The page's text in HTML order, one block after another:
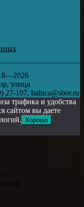
улица
27-107, baltica@sbor.ru
трафика и удобства
сайтом вы даете
Хорошо